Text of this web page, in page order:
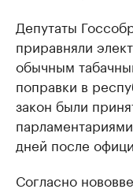
Депутаты
приравняли
обычным
поправки в
закон были
дней после
Согласно